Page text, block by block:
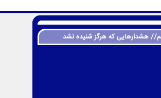
هشدارهایی که هرگز شنیده نشد